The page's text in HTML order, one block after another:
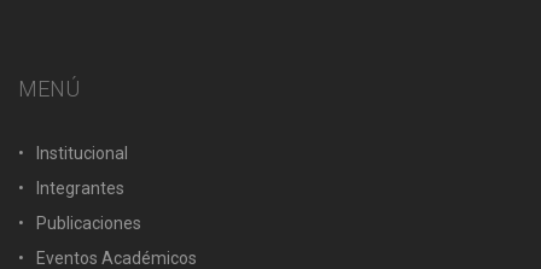
MENÚ
Institucional
Integrantes
Publicaciones
Eventos Académicos